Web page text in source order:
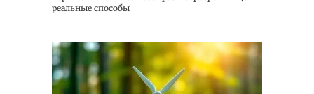
реальные способы